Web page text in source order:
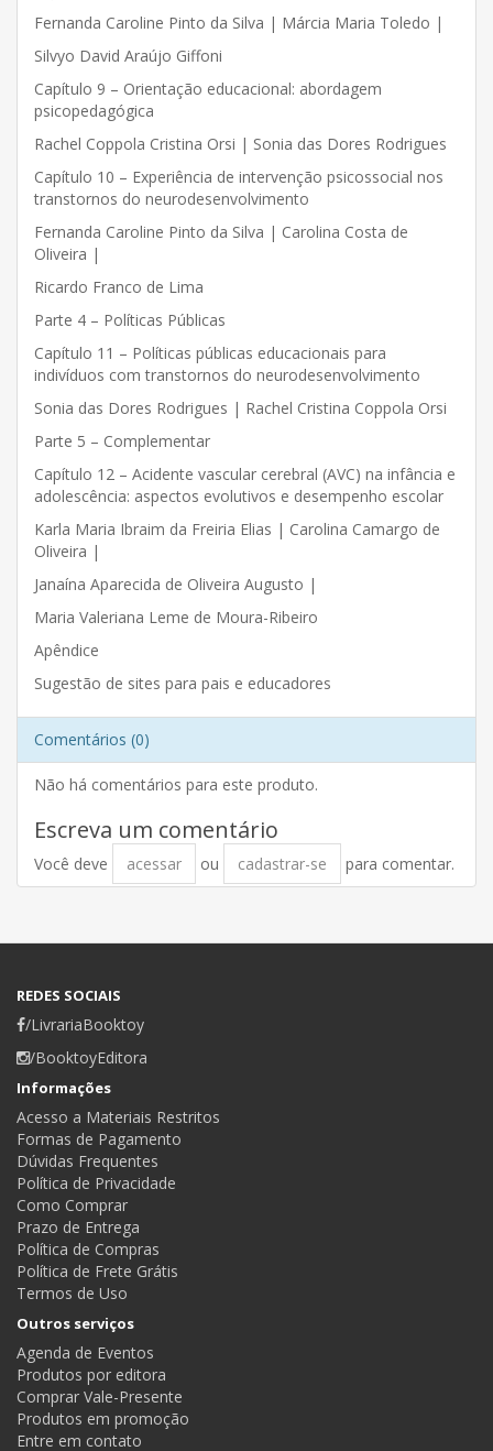
Fernanda Caroline Pinto da Silva | Márcia Maria Toledo |
Silvyo David Araújo Giffoni
Capítulo 9 – Orientação educacional: abordagem
psicopedagógica
Rachel Coppola Cristina Orsi | Sonia das Dores Rodrigues
Capítulo 10 – Experiência de intervenção psicossocial nos
transtornos do neurodesenvolvimento
Fernanda Caroline Pinto da Silva | Carolina Costa de
Oliveira |
Ricardo Franco de Lima
Parte 4 – Políticas Públicas
Capítulo 11 – Políticas públicas educacionais para
indivíduos com transtornos do neurodesenvolvimento
Sonia das Dores Rodrigues | Rachel Cristina Coppola Orsi
Parte 5 – Complementar
Capítulo 12 – Acidente vascular cerebral (AVC) na infância e
adolescência: aspectos evolutivos e desempenho escolar
Karla Maria Ibraim da Freiria Elias | Carolina Camargo de
Oliveira |
Janaína Aparecida de Oliveira Augusto |
Maria Valeriana Leme de Moura-Ribeiro
Apêndice
Sugestão de sites para pais e educadores
Comentários (0)
Não há comentários para este produto.
Escreva um comentário
Você deve acessar ou cadastrar-se para comentar.
REDES SOCIAIS
/LivrariaBooktoy
/BooktoyEditora
Informações
Acesso a Materiais Restritos
Formas de Pagamento
Dúvidas Frequentes
Política de Privacidade
Como Comprar
Prazo de Entrega
Política de Compras
Política de Frete Grátis
Termos de Uso
Outros serviços
Agenda de Eventos
Produtos por editora
Comprar Vale-Presente
Produtos em promoção
Entre em contato